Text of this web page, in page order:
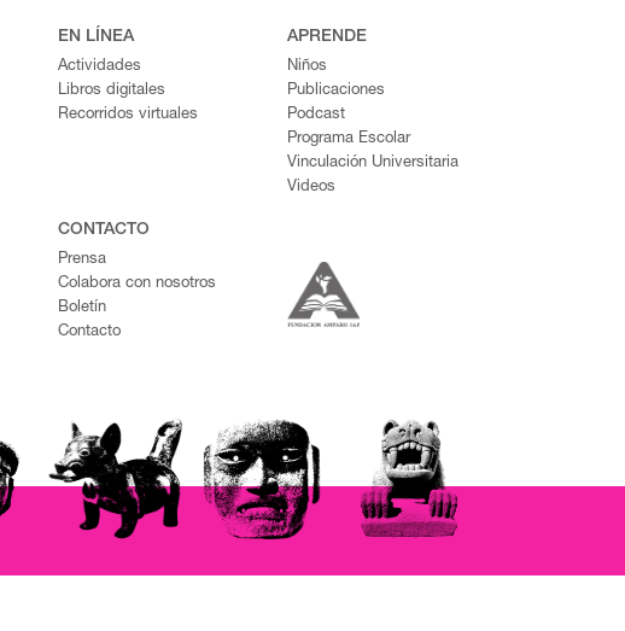
EN LÍNEA
Actividades
Libros digitales
Recorridos virtuales
APRENDE
Niños
Publicaciones
Podcast
Programa Escolar
Vinculación Universitaria
Videos
CONTACTO
Prensa
Colabora con nosotros
Boletín
Contacto